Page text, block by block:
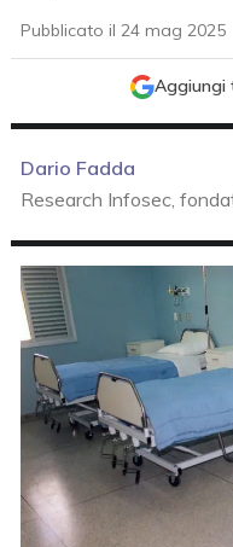
Pubblicato il 24 mag 2025
Aggiungi
Dario Fadda
Research Infosec,